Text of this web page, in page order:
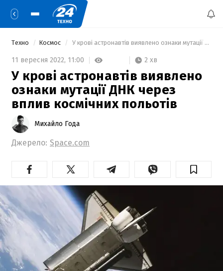
Техно Космос У крові астронавтів виявлено ознаки мутації ДНК через вплив космічних польотів
11 вересня 2022, 11:00 2 хв
У крові астронавтів виявлено
ознаки мутації ДНК через
вплив космічних польотів
Михайло Года
Джерело: Space.com